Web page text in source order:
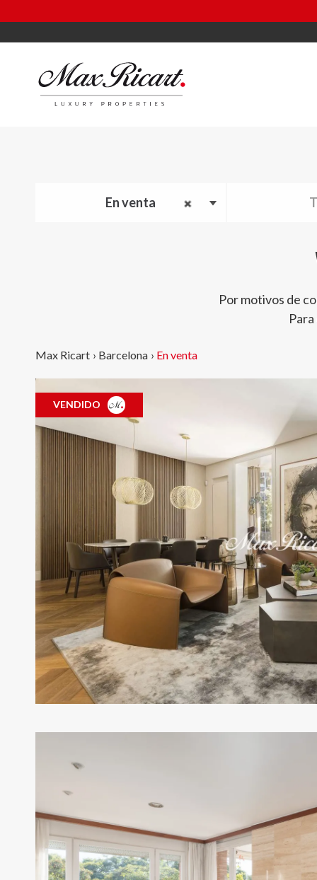
En venta
Por motivos de
Max Ricart › Barcelona › En venta
VENDIDO